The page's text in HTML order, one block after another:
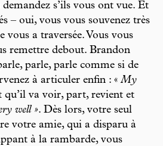
s’ils vous ont vue. Et
– oui, vous vous souvenez très
vous a traversée. Vous vous
remettre debout. Brandon
parle, parle comme si de
à articuler enfin : «My
qu’il va voir, part, revient et
well ». Dès lors, votre seul
votre amie, qui a disparu à
à la rambarde, vous